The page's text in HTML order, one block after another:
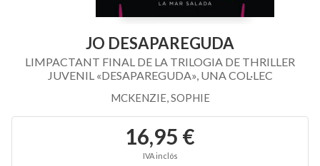
JO DESAPAREGUDA
LIMPACTANT FINAL DE LA TRILOGIA DE THRILLER
JUVENIL «DESAPAREGUDA», UNA COL·LEC
MCKENZIE, SOPHIE
16,95 €
IVA inclós